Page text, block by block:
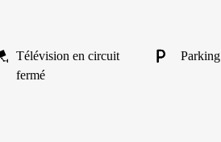
Télévision en circuit
fermé
Parking